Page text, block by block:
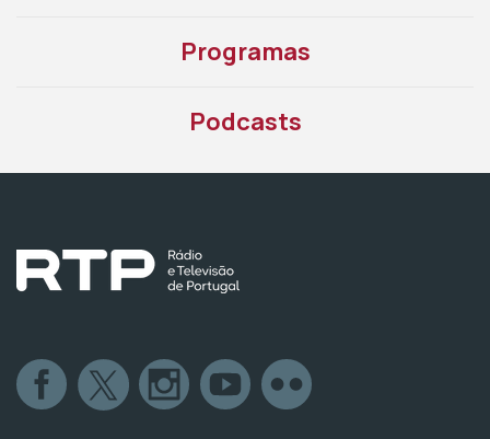
Programas
Podcasts